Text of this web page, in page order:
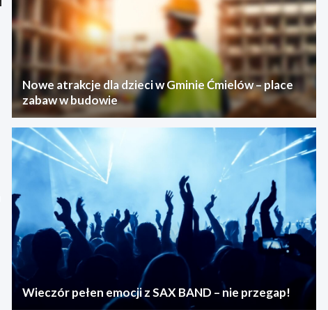
Nowe atrakcje dla dzieci w Gminie Ćmielów – place
zabaw w budowie
Wieczór pełen emocji z SAX BAND – nie przegap!